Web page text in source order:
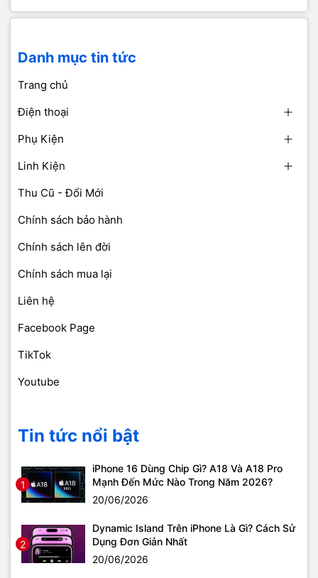
Danh mục tin tức
Trang chủ
Điện thoại
Phụ Kiện
Linh Kiện
Thu Cũ - Đổi Mới
Chính sách bảo hành
Chính sách lên đời
Chính sách mua lại
Liên hệ
Facebook Page
TikTok
Youtube
Tin tức nổi bật
1
iPhone 16 Dùng Chip Gì? A18 Và A18 Pro
Mạnh Đến Mức Nào Trong Năm 2026?
20/06/2026
2
Dynamic Island Trên iPhone Là Gì? Cách Sử
Dụng Đơn Giản Nhất
20/06/2026